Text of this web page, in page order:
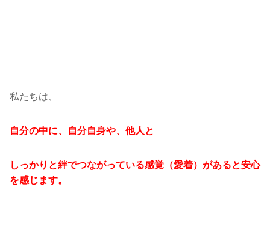
私たちは、
自分の中に、自分自身や、他人と
しっかりと絆でつながっている感覚（愛着）があると安心
を感じます。